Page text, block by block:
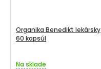
Organika Benedikt lekársky
60 kapsúl
Na sklade